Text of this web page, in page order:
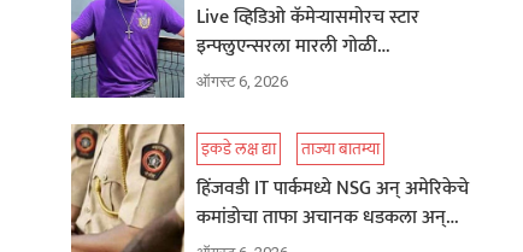
Live व्हिडिओ कॅमेऱ्यासमोरच स्टार
इन्फ्लुएन्सरला मारली गोळी…
ऑगस्ट 6, 2026
इकडे लक्ष द्या ताज्या बातम्या
हिंजवडी IT पार्कमध्ये NSG अन् अमेरिकेचे
कमांडोचा ताफा अचानक धडकला अन्…